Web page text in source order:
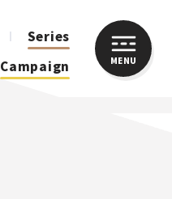
Series
Campaign
MENU
CLOSE